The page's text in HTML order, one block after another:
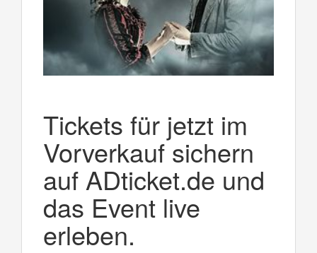
Tickets für jetzt im
Vorverkauf sichern
auf ADticket.de und
das Event live
erleben.